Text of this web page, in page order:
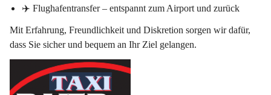
✈️ Flughafentransfer – entspannt zum Airport und zurück
Mit Erfahrung, Freundlichkeit und Diskretion sorgen wir dafür,
dass Sie sicher und bequem an Ihr Ziel gelangen.